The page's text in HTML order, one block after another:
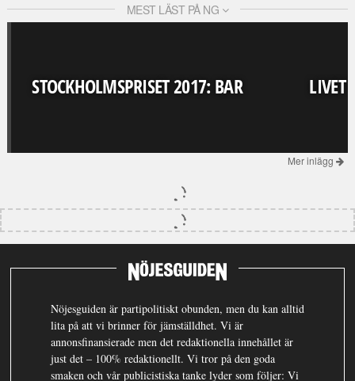
MEST LÄST PÅ NG
STOCKHOLMSPRISET 2017: BAR LIVET
Mer inlägg
Nöjesguiden är partipolitiskt obunden, men du kan alltid
lita på att vi brinner för jämställdhet. Vi är
annonsfinansierade men det redaktionella innehållet är
just det – 100% redaktionellt. Vi tror på den goda
smaken och vår publicistiska tanke lyder som följer: Vi